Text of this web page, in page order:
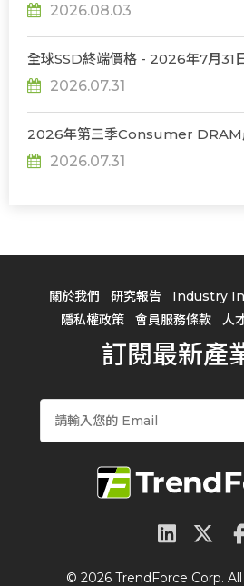
2026.08.03
全球SSD終端價格 - 2026年7月31
2026.07.31
2026年第三季Consumer DRAM
2026.07.31
關於我們 研究報告 Industry
隱私權政策
會員服務條款 人
訂閱最新產
© 2026 TrendForce Corp.